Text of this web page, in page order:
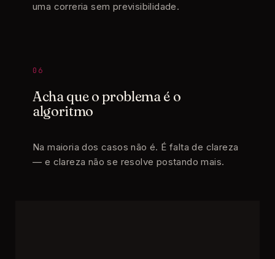
uma correria sem previsibilidade.
06
Acha que o problema é o
algoritmo
Na maioria dos casos não é. É falta de clareza
— e clareza não se resolve postando mais.